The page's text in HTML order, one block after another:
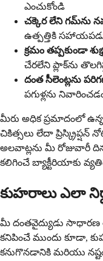
ఎంచుకోండి
చక్కెర లేని గమ్‌ను
ఉత్పత్తికి
క్రమం తప్పకుండా
చేరలేని ప్లాక్‌ను
దంత సీలెంట్లను
పగుళ్లను
మీరు అధిక ప్రమాదంలో
చికిత్సలు లేదా
అలవాట్లను మీ రోజువారీ
కలిగించే బ్యాక్టీరియాకు
కుహరాలు ఎలా
మీ దంతవైద్యుడు
కనిపించే ముందు కూడా,
కనుగొనడానికి మరియు